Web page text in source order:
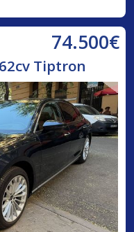
74.500€
Tiptron